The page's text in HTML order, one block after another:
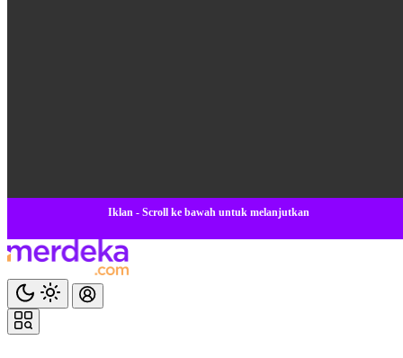
Iklan - Scroll ke bawah untuk melanjutkan